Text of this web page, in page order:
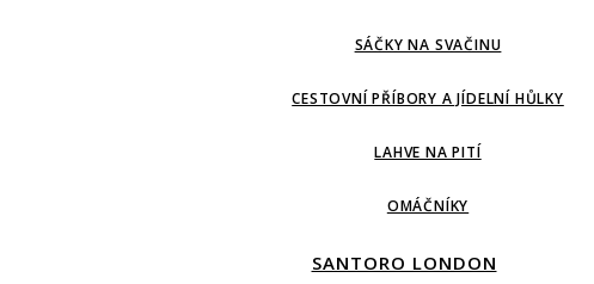
SÁČKY NA SVAČINU
CESTOVNÍ PŘÍBORY A JÍDELNÍ HŮLKY
LAHVE NA PITÍ
OMÁČNÍKY
SANTORO LONDON